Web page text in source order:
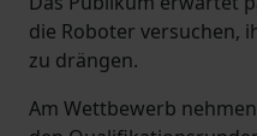
die Roboter versuchen,
zu drängen.
Am Wettbewerb